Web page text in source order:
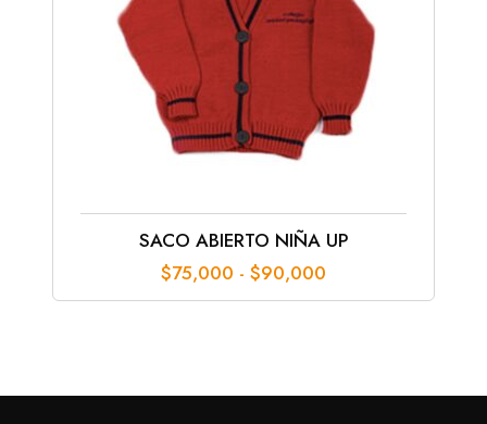
SACO ABIERTO NIÑA UP
$75,000 - $90,000
de
$90,000